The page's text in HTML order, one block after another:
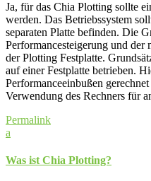
Ja, für das Chia Plotting sollte
werden. Das Betriebssystem
separaten Platte befinden. Die
Performancesteigerung und
der Plotting Festplatte.
auf einer Festplatte betrieben.
Performanceeinbußen
Verwendung des Rechners für
Permalink
a
Was ist Chia Plotting?